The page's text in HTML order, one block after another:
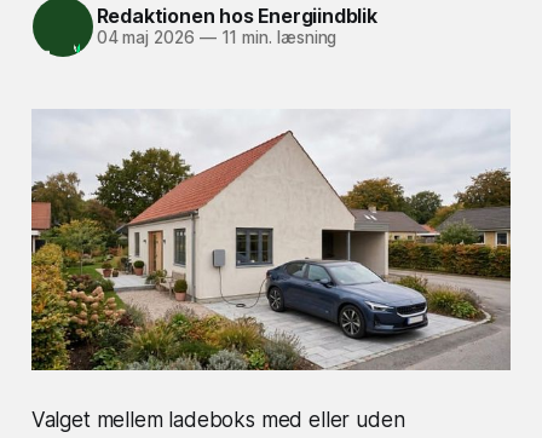
Redaktionen hos Energiindblik
04 maj 2026 —11 min. læsning
Valget mellem ladeboks med eller uden